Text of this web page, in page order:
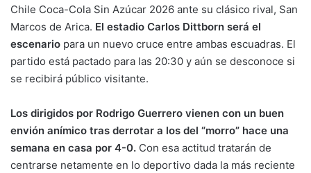
Chile Coca-Cola Sin Azúcar 2026 ante su clásico rival, San
Marcos de Arica. El estadio Carlos Dittborn será el
escenario para un nuevo cruce entre ambas escuadras. El
partido está pactado para las 20:30 y aún se desconoce si
se recibirá público visitante.
Los dirigidos por Rodrigo Guerrero vienen con un buen
envión anímico tras derrotar a los del “morro” hace una
semana en casa por 4-0. Con esa actitud tratarán de
centrarse netamente en lo deportivo dada la más reciente